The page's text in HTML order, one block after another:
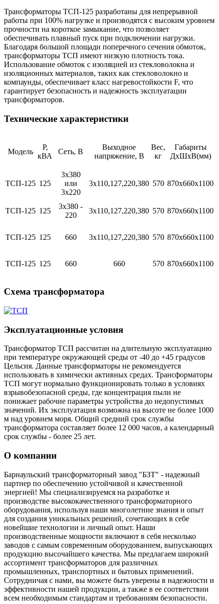
Трансформаторы ТСП-125 разработаны для непрерывной
работы при 100% нагрузке и производятся с высоким уровнем
прочности на короткое замыкание, что позволяет
обеспечивать плавный пуск при подключении нагрузки.
Благодаря большой площади поперечного сечения обмоток,
трансформаторы ТСП имеют низкую плотность тока.
Использование обмоток с изоляцией из стекловолокна и
изоляционных материалов, таких как стекловолокно и
компаунды, обеспечивает класс нагревостойкости F, что
гарантирует безопасность и надежность эксплуатации
трансформаторов.
Технические характеристики
Модель
Р,
кВА
Сеть, В
Выходное
напряжение, В
Вес,
кг
Габариты
ДхШхВ(мм)
ТСП-125 125
3х380
или
3х220
3х110,127,220,380 570 870х660х1100
ТСП-125 125
3х380 -
220
3х110,127,220,380 570 870х660х1100
ТСП-125 125 660 3х110,127,220,380 570 870х660х1100
ТСП-125 125 660 660 570 870х660х1100
Схема трансформатора
Эксплуатационные условия
Трансформатор ТСП рассчитан на длительную эксплуатацию
при температуре окружающей среды от -40 до +45 градусов
Цельсия. Данные трансформаторы не рекомендуется
использовать в химически активных средах. Трансформаторы
ТСП могут нормально функционировать только в условиях
взрывобезопасной среды, где концентрация пыли не
понижает рабочие параметры устройства до недопустимых
значений. Их эксплуатация возможна на высоте не более 1000
м над уровнем моря. Общий средний срок службы
трансформатора составляет более 12 000 часов, а календарный
срок службы - более 25 лет.
О компании
Барнаульский трансформаторный завод "БЗТ" - надежный
партнер по обеспечению устойчивой и качественной
энергией! Мы специализируемся на разработке и
производстве высококачественного трансформаторного
оборудования, используя наши многолетние знания и опыт
для создания уникальных решений, сочетающих в себе
новейшие технологии и личный опыт. Наши
производственные мощности включают в себя несколько
заводов с самым современным оборудованием, выпускающих
продукцию высочайшего качества. Мы предлагаем широкий
ассортимент трансформаторов для различных
промышленных, транспортных и бытовых применений.
Сотрудничая с нами, вы можете быть уверены в надежности и
эффективности нашей продукции, а также в ее соответствии
всем необходимым стандартам и требованиям безопасности.